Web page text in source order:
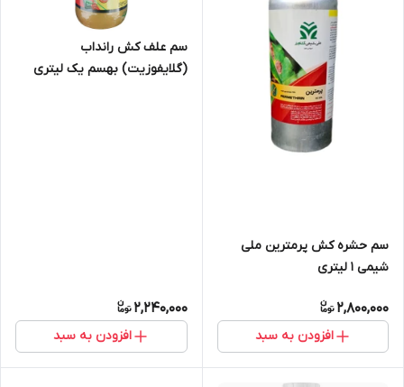
سم حشره کش پرمترین ملی
شیمی 1 لیتری
2,800,000
افزودن به سبد
سم علف کش رانداب
(گلایفوزیت) بهسم یک لیتری
2,240,000
افزودن به سبد